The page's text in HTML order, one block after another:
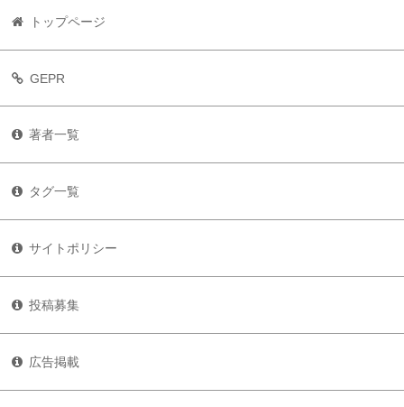
トップページ
GEPR
著者一覧
タグ一覧
サイトポリシー
投稿募集
広告掲載